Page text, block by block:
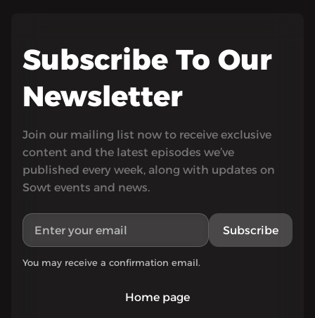
Home page
Subscribe To Our
Newsletter
Join our mailing list now to receive exclusive
content and the latest episodes we’ve
published every week, along with updates on
Sowt events and news.
Subscribe
You may receive a confirmation email.